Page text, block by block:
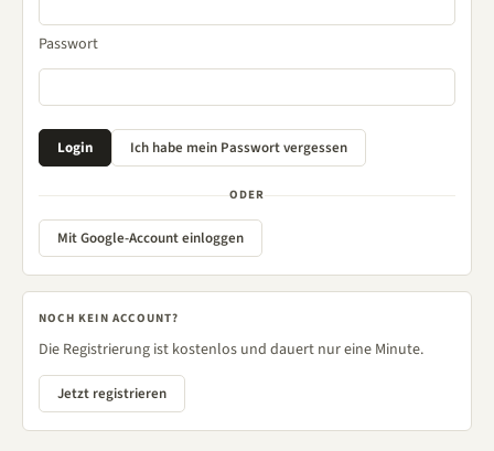
Passwort
ODER
Mit Google-Account einloggen
NOCH KEIN ACCOUNT?
Die Registrierung ist kostenlos und dauert nur eine Minute.
Jetzt registrieren